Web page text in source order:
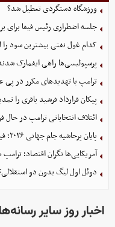
ورزشگاه دستگردی تعطیل شد؟
جلسه اضطراری رئیس فیفا برای
کدام غول نفتی بیشترین سود را
پرسپولیسی‌ها راهی ایفمارک
ترامپ با تهدیدهای مکرر در
پیکان قرارداد فرشید باقری را
ائتلاف انتخاباتی ترامپ در
پایان پرحاشیه جام جهانی ۲۰۲۶؛ فیفا و شهرهای میزبان وارد تنش شدند
آمریکایی‌ها نگران اقتصاد؛
دوئل اول لیگ بدون دو